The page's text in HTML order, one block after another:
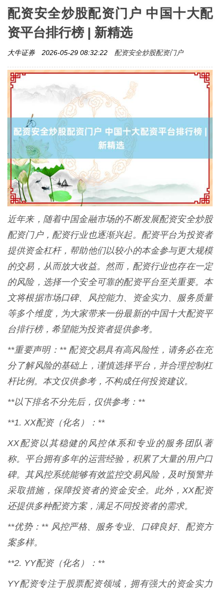
配资安全炒股配资门户 中国十大配
资平台排行榜 | 新精选
大牛证券 2026-05-29 08:32:22 配资安全炒股配资门户
近年来，随着中国金融市场的不断发展配资安全炒股
配资门户，配资行业也逐渐兴起。配资平台为投资者
提供资金杠杆，帮助他们以较小的本金参与更大规模
的交易，从而放大收益。然而，配资行业也存在一定
的风险，选择一个安全可靠的配资平台至关重要。本
文将根据市场口碑、风控能力、资金实力、服务质量
等多个维度，为大家带来一份最新的中国十大配资平
台排行榜，希望能为投资者提供参考。
**重要声明：** 配资交易具有高风险性，请务必在充
分了解风险的基础上，谨慎选择平台，并合理控制杠
杆比例。本文仅供参考，不构成任何投资建议。
**以下排名不分先后，仅供参考：**
**1. XX配资（化名）：**
XX配资以其稳健的风控体系和专业的服务团队著
称。平台拥有多年的运营经验，积累了大量的用户口
碑。其风控系统能够有效监控交易风险，及时预警并
采取措施，保障投资者的资金安全。此外，XX配资
还提供多种配资方案，满足不同投资者的需求。
**优势：** 风控严格、服务专业、口碑良好、配资方
案多样。
**2. YY配资（化名）：**
YY配资专注于股票配资领域，拥有强大的资金实力